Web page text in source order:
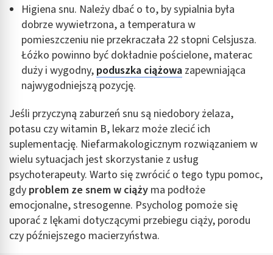
Higiena snu. Należy dbać o to, by sypialnia była
dobrze wywietrzona, a temperatura w
pomieszczeniu nie przekraczała 22 stopni Celsjusza.
Łóżko powinno być dokładnie pościelone, materac
duży i wygodny, poduszka ciążowa zapewniająca
najwygodniejszą pozycję.
Jeśli przyczyną zaburzeń snu są niedobory żelaza,
potasu czy witamin B, lekarz może zlecić ich
suplementację. Niefarmakologicznym rozwiązaniem w
wielu sytuacjach jest skorzystanie z usług
psychoterapeuty. Warto się zwrócić o tego typu pomoc,
gdy problem ze snem w ciąży ma podłoże
emocjonalne, stresogenne. Psycholog pomoże się
uporać z lękami dotyczącymi przebiegu ciąży, porodu
czy późniejszego macierzyństwa.